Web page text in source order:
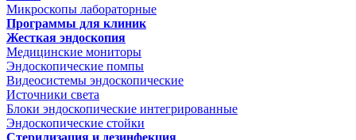
Микроскопы лабораторные
Программы для клиник
Жесткая эндоскопия
Медицинские мониторы
Эндоскопические помпы
Видеосистемы эндоскопические
Источники света
Блоки эндоскопические интегрированные
Эндоскопические стойки
Стерилизация и дезинфекция